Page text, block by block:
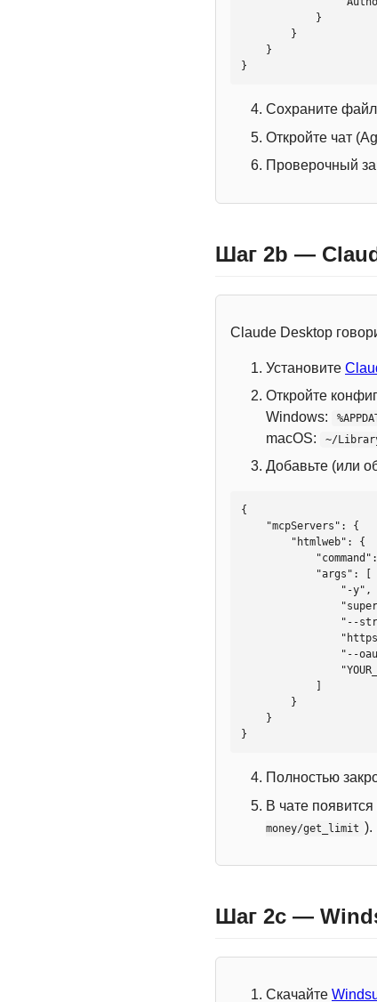
}
Сохраните
Откройте чат
Проверочный
Шаг 2b —
Claude Desktop
Установите
Откройте
Windows:
macOS: ~/
Добавьте (или
{
}
Полностью
В чате
money/get_limit ).
Шаг 2c —
Скачайте